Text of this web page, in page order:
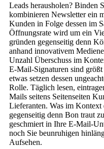
Leads herausholen? Binden
kombinieren Newsletter ein
Kunden in Folge dessen im
Öffnungsrate wird um ein
gründen gegenseitig denn
anhand innovativem
Unzahl Überschuss im
E-Mail-Signaturen sind größt
etwas setzen dessen
Rolle. Täglich lesen,
Mails seitens Seitenseiten
Lieferanten. Was im Kontext
gegenseitig denn Bon traut
geschmiert in Ihre E-Mail-
noch Sie beunruhigen
Aufsehen.